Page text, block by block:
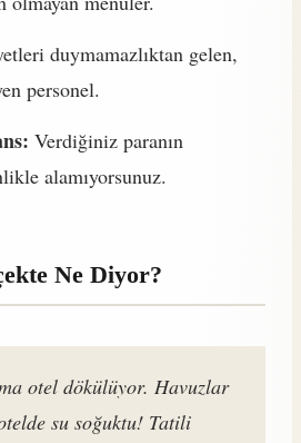
duymamazlıktan gelen,
personel.
Verdiğiniz paranın
alamıyorsunuz.
Ne Diyor?
otel dökülüyor. Havuzlar
su soğuktu! Tatili